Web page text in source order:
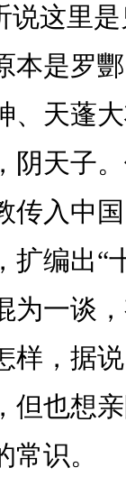
说这里
本是罗
、天蓬
阴天子
传入中
扩编出“
为一谈
样，据
但也想
识。